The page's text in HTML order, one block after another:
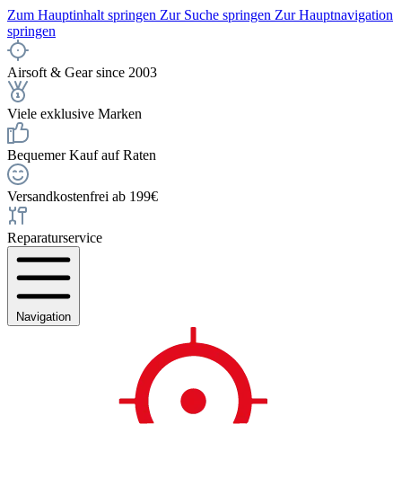
Zum Hauptinhalt springen Zur Suche springen Zur Hauptnavigation
springen
Airsoft & Gear since 2003
Viele exklusive Marken
Bequemer Kauf auf Raten
Versandkostenfrei ab 199€
Reparaturservice
Navigation